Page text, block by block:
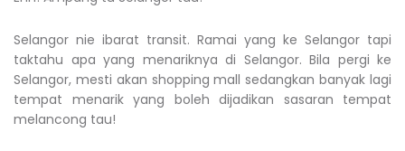
Selangor nie ibarat transit. Ramai yang ke Selangor tapi
taktahu apa yang menariknya di Selangor. Bila pergi ke
Selangor, mesti akan shopping mall sedangkan banyak lagi
tempat menarik yang boleh dijadikan sasaran tempat
melancong tau!